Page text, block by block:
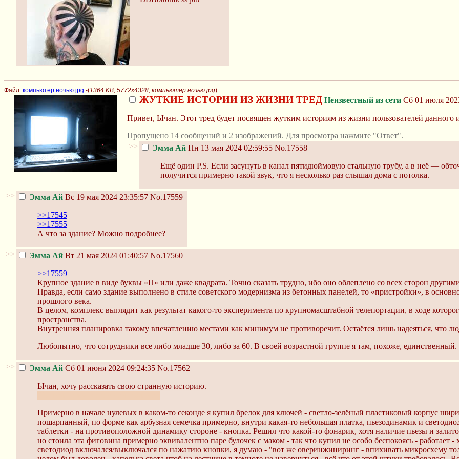
Файл: компьютер ночью.jpg -(1364 KB, 5772x4328, компьютер ночью.jpg)
ЖУТКИЕ ИСТОРИИ ИЗ ЖИЗНИ ТРЕД Неизвестный из сети Сб 01 июля
Привет, Ычан. Этот тред будет посвящен жутким историям из жизни пользователей данного
Пропущено 14 сообщений и 2 изображений. Для просмотра нажмите "Ответ".
>>
Эмма Ай Пн 13 мая 2024 02:59:55 No.17558
Ещё один P.S. Если засунуть в канал пятидюймовую стальную трубу, а в неё —
получится примерно такой звук, что я несколько раз слышал дома с потолка.
>> Эмма Ай Вс 19 мая 2024 23:35:57 No.17559
>>17545
>>17555
А что за здание? Можно подробнее?
>> Эмма Ай Вт 21 мая 2024 01:40:57 No.17560
>>17559
Крупное здание в виде буквы «П» или даже квадрата. Точно сказать трудно, ибо оно облеплено со всех сторон
Правда, если само здание выполнено в стиле советского модернизма из бетонных панелей, то «пристройки», в
прошлого века.
В целом, комплекс выглядит как результат какого-то эксперимента по крупномасштабной телепортации, в ходе
пространства.
Внутренняя планировка такому впечатлению местами как минимум не противоречит. Остаётся лишь надеяться, что
Любопытно, что сотрудники все либо младше 30, либо за 60. В своей возрастной группе я там, похоже, единственный.
>> Эмма Ай Сб 01 июня 2024 09:24:35 No.17562
Ычан, хочу рассказать свою странную историю.
Примерно в начале нулевых в каком-то секонде я купил брелок для ключей - светло-зелёный пластиковый корпус
пошарпанный, по форме как арбузная семечка примерно, внутри какая-то небольшая платка, пьезодинамик и
таблетки - на противоположной динамику стороне - кнопка. Решил что какой-то фонарик, хотя наличие пьезы и
но стоила эта фиговина примерно эквивалентно паре булочек с маком - так что купил не особо беспокоясь - работает
светодиод включался/выключался по нажатию кнопки, я думаю - "вот же оверинжиниринг - впихивать микросхему